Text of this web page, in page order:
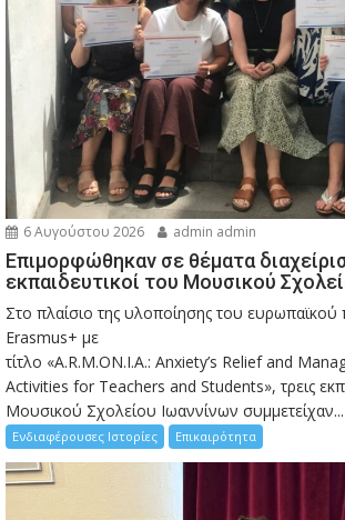
6 Αυγούστου 2026 admin admin
Eπιμορφώθηκαν σε θέματα
εκπαιδευτικοί του Μουσικού
Στο πλαίσιο της υλοποίησης του ευρωπαϊκού
Erasmus+ με
τίτλο «A.R.M.ON.I.A.: Anxiety’s Relief and
Activities for Teachers and Students», τρεις
Μουσικού Σχολείου Ιωαννίνων συμμετείχαν...
Ενδιαφέρουσες Ιστορίες Επικαιρότητα